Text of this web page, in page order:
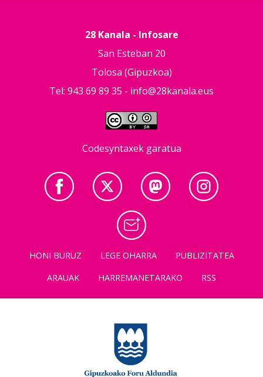
28 Kanala - Infosare
San Esteban 20
Tolosa (Gipuzkoa)
Tel: 943 69 89 35 - info@28kanala.eus
Codesyntaxek garatua
HONI BURUZ LEGE OHARRA
PUBLIZITATEA
ARAUAK
HARREMANETARAKO RSS